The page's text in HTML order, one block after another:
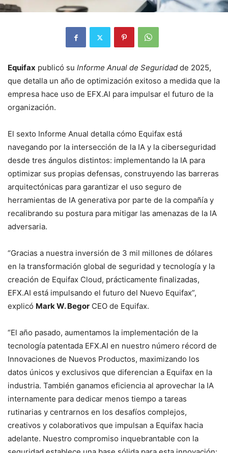
Equifax publicó su Informe Anual de Seguridad de 2025,
que detalla un año de optimización exitoso a medida que la
empresa hace uso de EFX.AI para impulsar el futuro de la
organización.
El sexto Informe Anual detalla cómo Equifax está
navegando por la intersección de la IA y la ciberseguridad
desde tres ángulos distintos: implementando la IA para
optimizar sus propias defensas, construyendo las barreras
arquitectónicas para garantizar el uso seguro de
herramientas de IA generativa por parte de la compañía y
recalibrando su postura para mitigar las amenazas de la IA
adversaria.
“Gracias a nuestra inversión de 3 mil millones de dólares
en la transformación global de seguridad y tecnología y la
creación de Equifax Cloud, prácticamente finalizadas,
EFX.AI está impulsando el futuro del Nuevo Equifax”,
explicó Mark W. Begor CEO de Equifax.
“El año pasado, aumentamos la implementación de la
tecnología patentada EFX.AI en nuestro número récord de
Innovaciones de Nuevos Productos, maximizando los
datos únicos y exclusivos que diferencian a Equifax en la
industria. También ganamos eficiencia al aprovechar la IA
internamente para dedicar menos tiempo a tareas
rutinarias y centrarnos en los desafíos complejos,
creativos y colaborativos que impulsan a Equifax hacia
adelante. Nuestro compromiso inquebrantable con la